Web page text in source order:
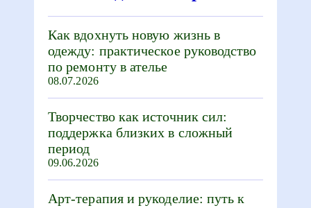
Как вдохнуть новую жизнь в
одежду: практическое руководство
по ремонту в ателье
08.07.2026
Творчество как источник сил:
поддержка близких в сложный
период
09.06.2026
Арт-терапия и рукоделие: путь к